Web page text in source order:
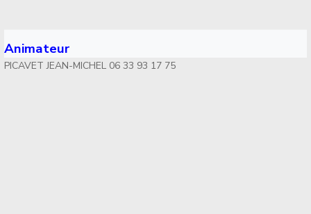
Animateur
PICAVET JEAN-MICHEL 06 33 93 17 75